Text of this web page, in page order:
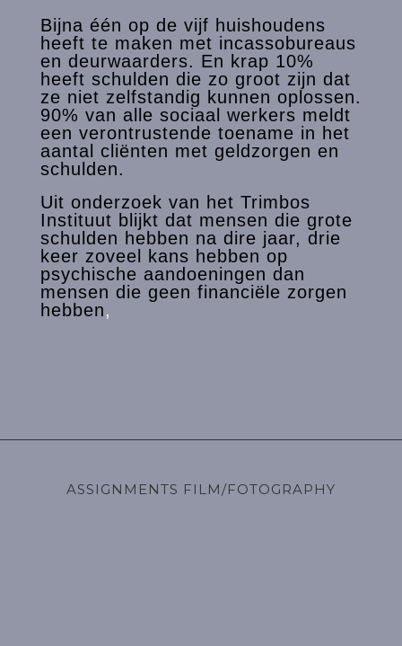
Bijna één op de vijf huishoudens
heeft te maken met incassobureaus
en deurwaarders. En krap 10%
heeft schulden die zo groot zijn dat
ze niet zelfstandig kunnen oplossen.
90% van alle sociaal werkers meldt
een verontrustende toename in het
aantal cliënten met geldzorgen en
schulden.
Uit onderzoek van het Trimbos
Instituut blijkt dat mensen die grote
schulden hebben na dire jaar, drie
keer zoveel kans hebben op
psychische aandoeningen dan
mensen die geen financiële zorgen
hebben,
ASSIGNMENTS FILM/FOTOGRAPHY